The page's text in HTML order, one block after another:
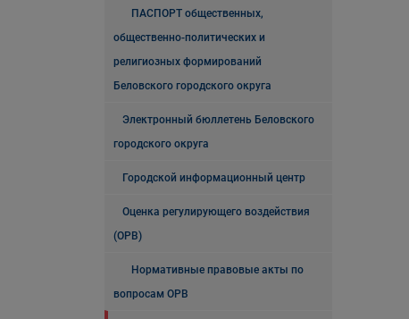
ПАСПОРТ общественных,
общественно-политических и
религиозных формирований
Беловского городского округа
Электронный бюллетень Беловского
городского округа
Городской информационный центр
Оценка регулирующего воздействия
(ОРВ)
Нормативные правовые акты по
вопросам ОРВ